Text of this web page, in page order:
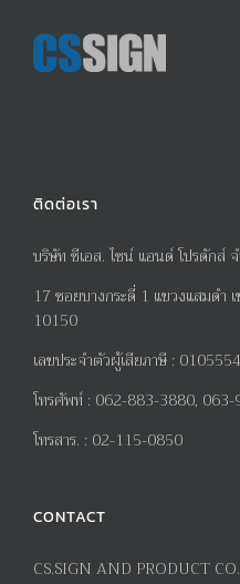
ติดต่อเรา
บริษัท ซีเอส. ไซน์ แอนด์ โปรดักส์
17ซอยบางกระดี่ 1 แขวงแสมดำ
10150
เลขประจำตัวผู้เสียภาษี :
โทรศัพท์ : 062-883-3880,
โทรสาร. : 02-115-0850
CONTACT
CS.SIGN AND PRODUCT